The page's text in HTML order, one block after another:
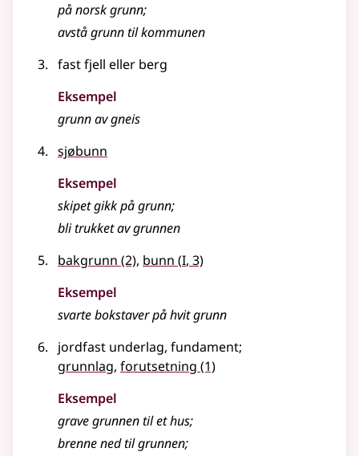
på norskgrunn;
avstågrunntil kommunen
fast fjell eller berg
Eksempel
grunnav gneis
sjøbunn
Eksempel
skipet gikk pågrunn;
bli trukket avgrunnen
bakgrunn (2), bunn (1
I, 3)
Eksempel
svarte bokstaver på hvit grunn
jordfast underlag, fundament;
grunnlag, forutsetning (1)
Eksempel
gravegrunnentil et hus;
brenne ned tilgrunnen;